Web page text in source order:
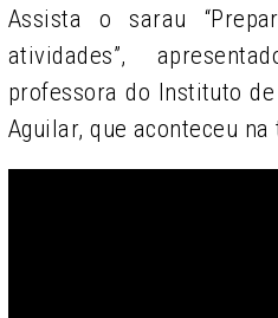
Assista o sarau
atividades”,
professora do Instituto
Aguilar, que aconteceu